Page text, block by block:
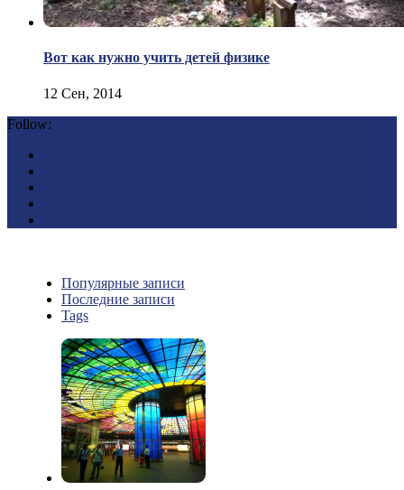
Вот как нужно учить детей физике
12 Сен, 2014
Follow:
Популярные записи
Последние записи
Tags